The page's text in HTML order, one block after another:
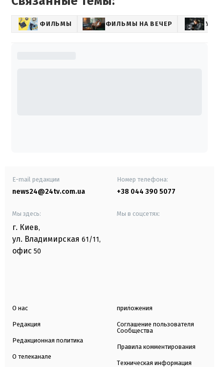
ФИЛЬМЫ ФИЛЬМЫ НА ВЕЧЕР
E-mail редакции
news24@24tv.com.ua
Номер телефона:
+38 044 390 5077
Мы здесь:
г. Киев,
ул. Владимирская 61/11,
офис 50
Мы в соцсетях:
О нас
Редакция
Редакционная политика
О телеканале
приложения
Соглашение пользователя
Сообщества
Правила комментирования
Техническая информация